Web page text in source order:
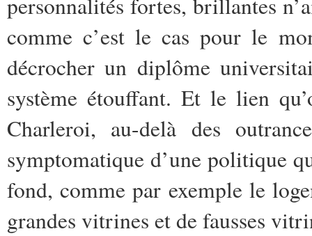
comme c’est le cas pour le
décrocher un diplôme
système étouffant. Et le lien
Charleroi, au-delà des
symptomatique d’une politique
fond, comme par exemple le
grandes vitrines et de fausses